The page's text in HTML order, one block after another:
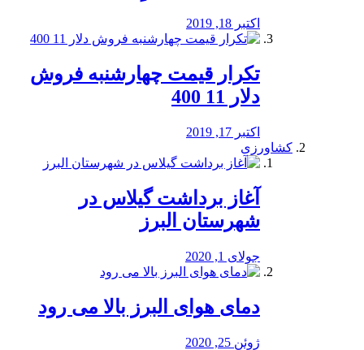
اکتبر 18, 2019
تکرار قیمت چهارشنبه فروش
دلار 11 400
اکتبر 17, 2019
کشاورزی
آغاز برداشت گیلاس در
شهرستان البرز
جولای 1, 2020
دمای هوای البرز بالا می رود
ژوئن 25, 2020